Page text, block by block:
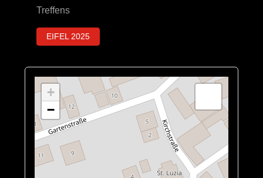
Treffens
EIFEL 2025
+
−